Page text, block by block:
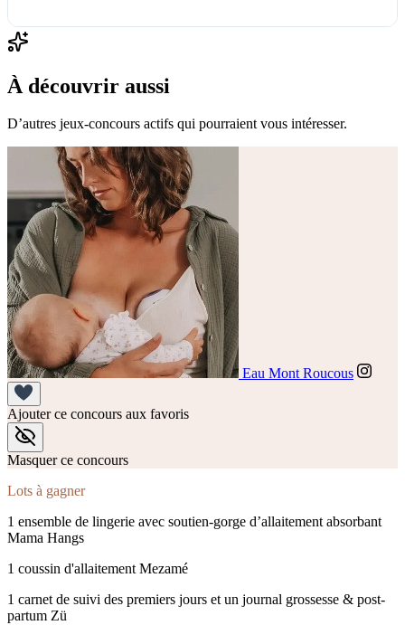
À découvrir aussi
D’autres jeux-concours actifs qui pourraient vous intéresser.
Eau Mont Roucous
Ajouter ce concours aux favoris
Masquer ce concours
Lots à gagner
1 ensemble de lingerie avec soutien-gorge d’allaitement absorbant
Mama Hangs
1 coussin d'allaitement Mezamé
1 carnet de suivi des premiers jours et un journal grossesse & post-
partum Zü